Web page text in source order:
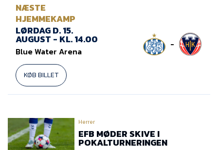
NÆSTE
HJEMMEKAMP
LØRDAG D. 15.
AUGUST - KL. 14.00
Blue Water Arena
KØB BILLET
-
Herrer
EFB MØDER SKIVE I
POKALTURNERINGEN